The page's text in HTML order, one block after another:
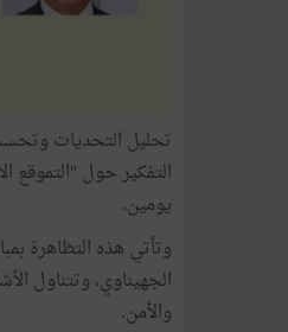
تحليل التحديات
يومين.
وتأتي هذه التظاهرة
الجهيناوي، وتتناول
والأمن.